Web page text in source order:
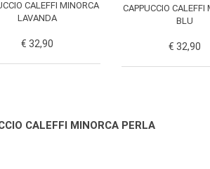
CALEFFI MINORCA
LAVANDA
€ 32,90
CAPPUCCIO CALEFFI
BLU
€ 32,90
CALEFFI MINORCA PERLA